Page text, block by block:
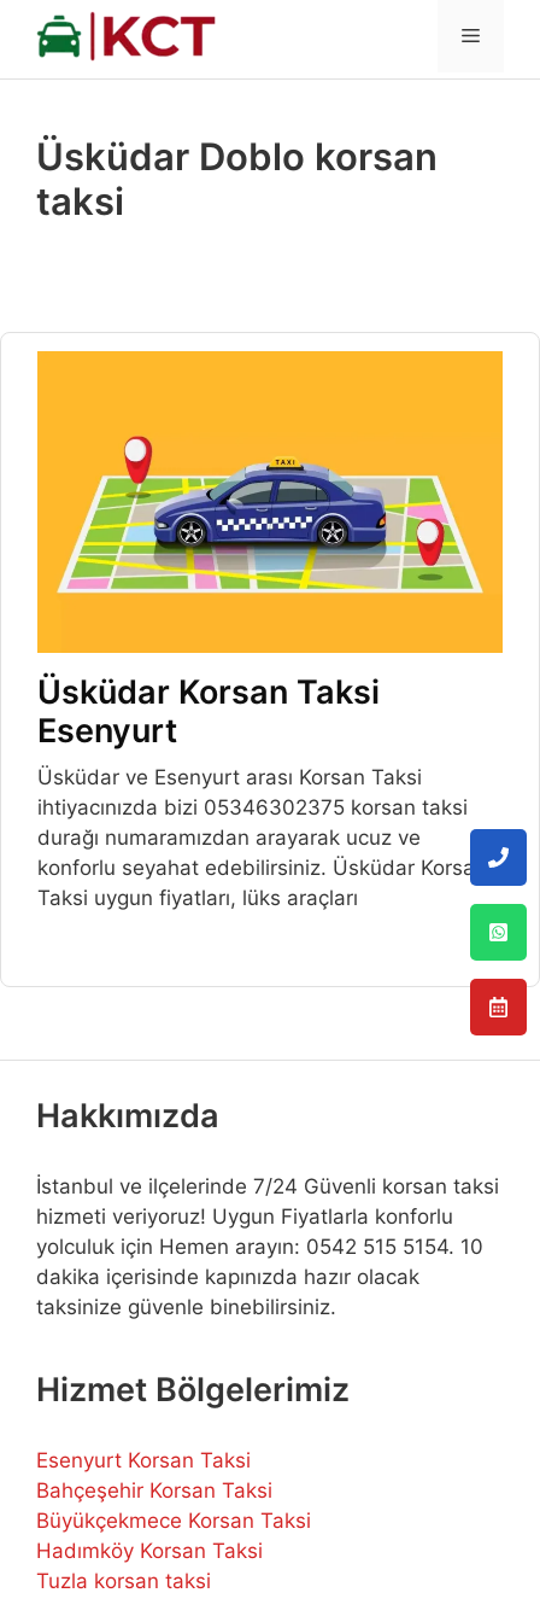
İçeriğe
MENÜ
Üsküdar Doblo korsan
taksi
Üsküdar Korsan Taksi
Esenyurt
Üsküdar ve Esenyurt arası Korsan Taksi
ihtiyacınızda bizi 05346302375 korsan taksi
durağı numaramızdan arayarak ucuz ve
konforlu seyahat edebilirsiniz. Üsküdar Korsan
Taksi uygun fiyatları, lüks araçları
Hakkımızda
İstanbul ve ilçelerinde 7/24 Güvenli korsan taksi
hizmeti veriyoruz! Uygun Fiyatlarla konforlu
yolculuk için Hemen arayın: 0542 515 5154. 10
dakika içerisinde kapınızda hazır olacak
taksinize güvenle binebilirsiniz.
Hizmet Bölgelerimiz
Esenyurt Korsan Taksi
Bahçeşehir Korsan Taksi
Büyükçekmece Korsan Taksi
Hadımköy Korsan Taksi
Tuzla korsan taksi